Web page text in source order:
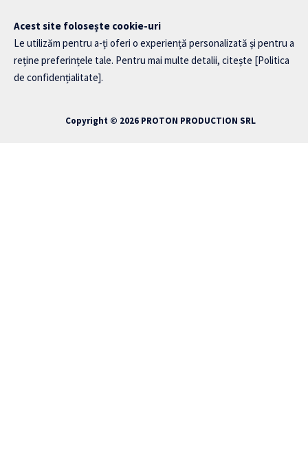
Acest site folosește cookie-uri
Le utilizăm pentru a-ți oferi o experiență personalizată și pentru a
reține preferințele tale. Pentru mai multe detalii, citește [Politica
de confidențialitate].
Copyright © 2026 PROTON PRODUCTION SRL